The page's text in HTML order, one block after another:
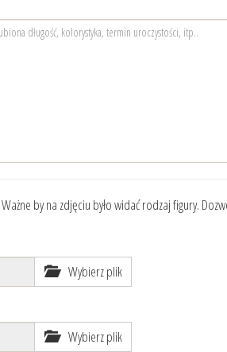
by na zdjęciu było widać rodzaj figury.
Wybierz plik
Wybierz plik